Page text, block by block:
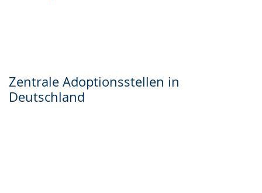
Zentrale Adoptionsstellen in
Deutschland